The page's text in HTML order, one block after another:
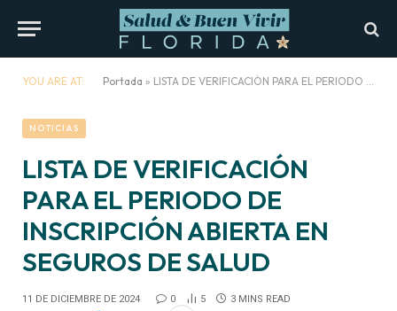
YOU ARE AT: Portada » LISTA DE VERIFICACIÓN PARA EL PERIODO DE INSCRIPCIÓN ABIERTA EN SEGUROS DE SALUD
NOTICIAS
LISTA DE VERIFICACIÓN
PARA EL PERIODO DE
INSCRIPCIÓN ABIERTA EN
SEGUROS DE SALUD
11 DE DICIEMBRE DE 2024 0 5 3 MINS READ